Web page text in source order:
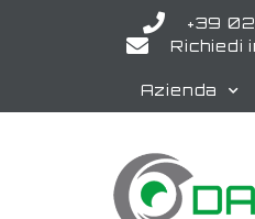
+39
Richiedi
Azienda